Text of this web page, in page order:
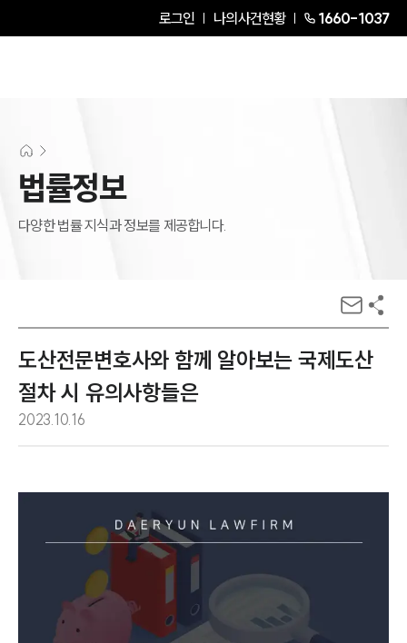
로그인 나의사건현황 1660-1037
법률정보
다양한 법률 지식과 정보를 제공합니다.
도산전문변호사와 함께 알아보는 국제도산
절차 시 유의사항들은
2023.10.16